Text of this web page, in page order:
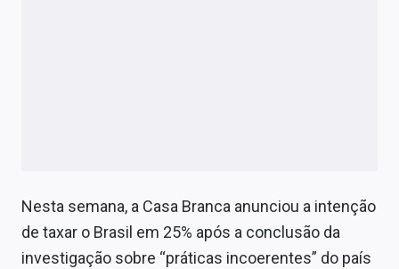
Nesta semana, a Casa Branca anunciou a intenção
de taxar o Brasil em 25% após a conclusão da
investigação sobre “práticas incoerentes” do país